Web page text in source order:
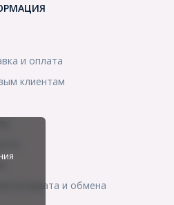
и оплата
клиентам
возврата и обмена